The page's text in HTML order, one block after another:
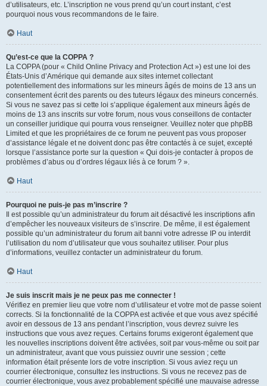
d’utilisateurs, etc. L’inscription ne vous prend qu’un court instant, c’est
pourquoi nous vous recommandons de le faire.
Haut
Qu’est-ce que la COPPA ?
La COPPA (pour « Child Online Privacy and Protection Act ») est une loi des
États-Unis d’Amérique qui demande aux sites internet collectant
potentiellement des informations sur les mineurs âgés de moins de 13 ans un
consentement écrit des parents ou des tuteurs légaux des mineurs concernés.
Si vous ne savez pas si cette loi s’applique également aux mineurs âgés de
moins de 13 ans inscrits sur votre forum, nous vous conseillons de contacter
un conseiller juridique qui pourra vous renseigner. Veuillez noter que phpBB
Limited et que les propriétaires de ce forum ne peuvent pas vous proposer
d’assistance légale et ne doivent donc pas être contactés à ce sujet, excepté
lorsque l’assistance porte sur la question « Qui dois-je contacter à propos de
problèmes d’abus ou d’ordres légaux liés à ce forum ? ».
Haut
Pourquoi ne puis-je pas m’inscrire ?
Il est possible qu’un administrateur du forum ait désactivé les inscriptions afin
d’empêcher les nouveaux visiteurs de s’inscrire. De même, il est également
possible qu’un administrateur du forum ait banni votre adresse IP ou interdit
l’utilisation du nom d’utilisateur que vous souhaitez utiliser. Pour plus
d’informations, veuillez contacter un administrateur du forum.
Haut
Je suis inscrit mais je ne peux pas me connecter !
Vérifiez en premier lieu que votre nom d’utilisateur et votre mot de passe soient
corrects. Si la fonctionnalité de la COPPA est activée et que vous avez spécifié
avoir en dessous de 13 ans pendant l’inscription, vous devrez suivre les
instructions que vous avez reçues. Certains forums exigeront également que
les nouvelles inscriptions doivent être activées, soit par vous-même ou soit par
un administrateur, avant que vous puissiez ouvrir une session ; cette
information était présente lors de votre inscription. Si vous aviez reçu un
courrier électronique, consultez les instructions. Si vous ne recevez pas de
courrier électronique, vous avez probablement spécifié une mauvaise adresse